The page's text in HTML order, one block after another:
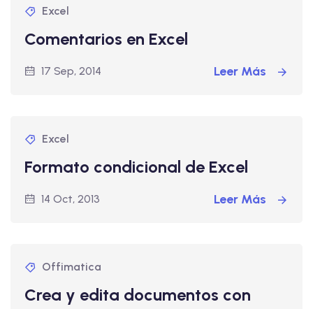
Excel
Comentarios en Excel
17 Sep, 2014 Leer Más
Excel
Formato condicional de Excel
14 Oct, 2013 Leer Más
Offimatica
Crea y edita documentos con